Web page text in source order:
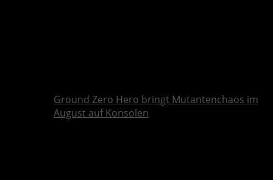
Ground Zero Hero bringt Mutantenchaos im
August auf Konsolen